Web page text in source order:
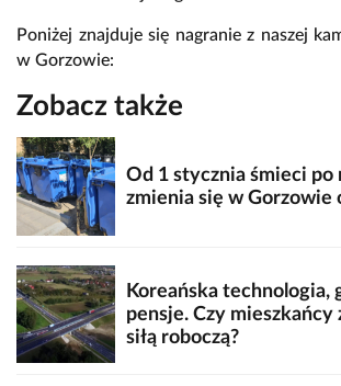
Poniżej znajduje się nagranie z naszej
w Gorzowie:
Zobacz także
Od 1 stycznia śmieci po
zmienia się w Gorzowie
Koreańska technologia,
pensje. Czy mieszkańcy
siłą roboczą?